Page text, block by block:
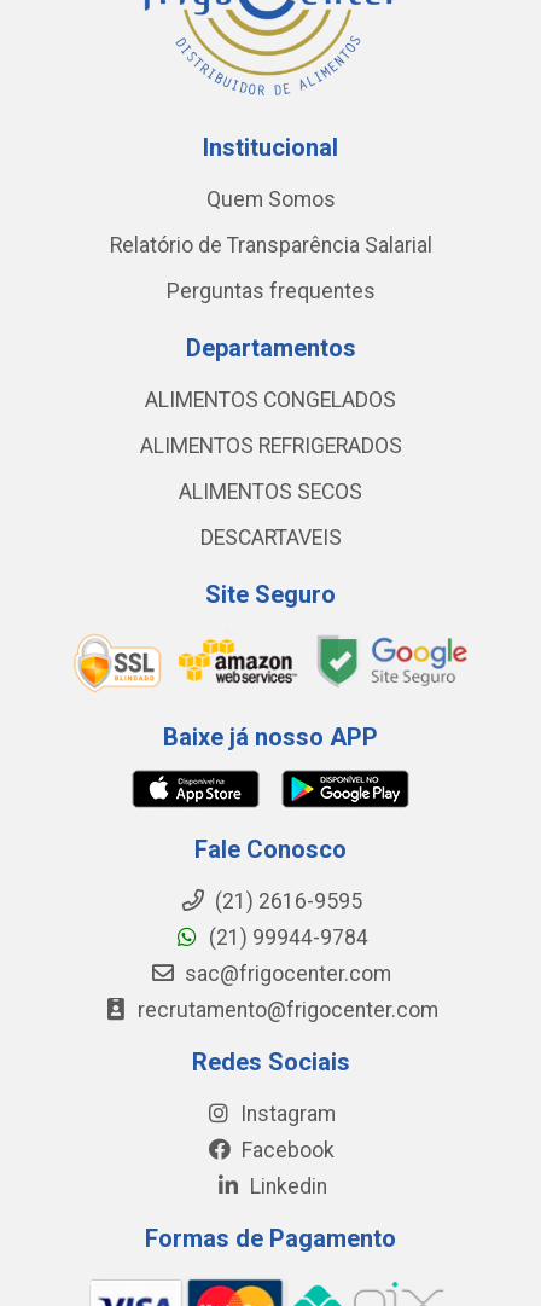
Institucional
Quem Somos
Relatório de Transparência Salarial
Perguntas frequentes
Departamentos
ALIMENTOS CONGELADOS
ALIMENTOS REFRIGERADOS
ALIMENTOS SECOS
DESCARTAVEIS
Site Seguro
Baixe já nosso APP
Fale Conosco
(21) 2616-9595
(21) 99944-9784
sac@frigocenter.com
recrutamento@frigocenter.com
Redes Sociais
Instagram
Facebook
Linkedin
Formas de Pagamento